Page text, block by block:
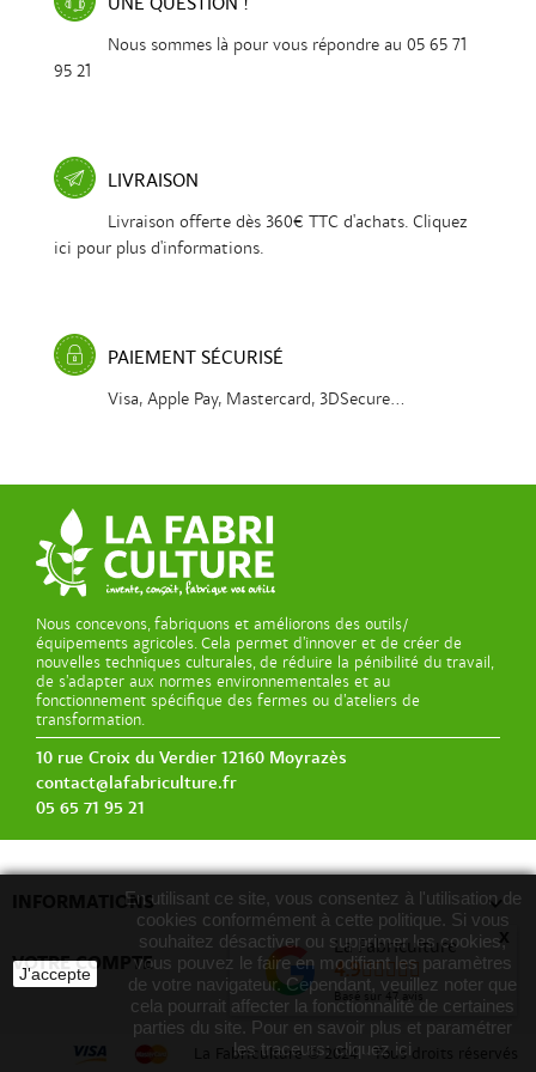
Nous sommes là pour vous répondre au 05 65 71
95 21
LIVRAISON
Livraison offerte dès 360€ TTC d'achats. Cliquez
ici pour plus d'informations.
PAIEMENT SÉCURISÉ
Visa, Apple Pay, Mastercard, 3DSecure...
Nous concevons, fabriquons et améliorons des outils/
équipements agricoles. Cela permet d’innover et de créer de
nouvelles techniques culturales, de réduire la pénibilité du travail,
de s’adapter aux normes environnementales et au
fonctionnement spécifique des fermes ou d’ateliers de
transformation.
10 rue Croix du Verdier 12160 Moyrazès
contact@lafabriculture.fr
05 65 71 95 21
INFORMATIONS 
VOTRE COMPTE 
J'accepte
En utilisant ce site, vous consentez à l'utilisation de
cookies conformément à cette politique. Si vous
souhaitez désactiver ou supprimer les cookies,
vous pouvez le faire en modifiant les paramètres
de votre navigateur. Cependant, veuillez noter que
cela pourrait affecter la fonctionnalité de certaines
parties du site. Pour en savoir plus et paramétrer
les traceurs: cliquez ici
La Fabriculture©2024 - Tous droits réservés
La Fabriculture
4.9
Basé sur47 avis
x